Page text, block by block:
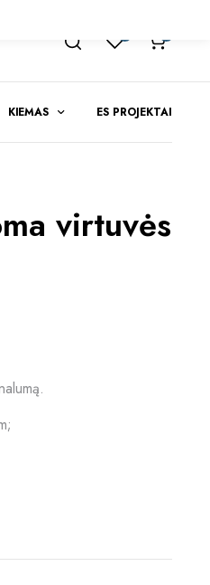
KIEMAS ES PROJEKTAI
virtuvės